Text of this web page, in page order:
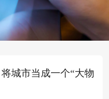
城市当成一个“大物